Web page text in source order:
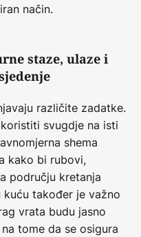
način.
staze, ulaze i
različite zadatke.
svugdje na isti
shema
kako bi rubovi,
području kretanja
također je važno
vrata budu jasno
tome da se osigura